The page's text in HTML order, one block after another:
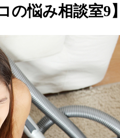
悩み相談室9】